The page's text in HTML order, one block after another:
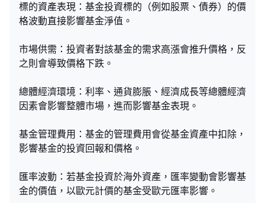
標的資產表現：基金投資標的（例如股票、債券）的價
格波動直接影響基金淨值。
市場供需：投資者對該基金的需求高漲會推升價格，反
之則會導致價格下跌。
總體經濟環境：利率、通貨膨脹、經濟成長等總體經濟
因素會影響整體市場，進而影響基金表現。
基金管理費用：基金的管理費用會從基金資產中扣除，
影響基金的投資回報和價格。
匯率波動：若基金投資於海外資產，匯率變動會影響基
金的價值，以歐元計價的基金受歐元匯率影響。